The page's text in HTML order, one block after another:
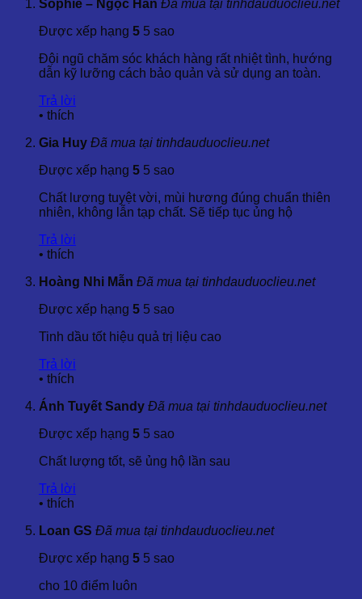
Hình thức: Chất lỏng
Chỉ số khúc xạ ở 25ºC: 1,528 – 1,527
Góc quay cực ở 25ºC: 0º đến -2º
Thành phần hóa học chính chứa trong
Hương: là Eugenol 75% đến 88%
Các thành phẩn khác: B-Caryophyllene, Eugenyl
Acetate, a aryophyllene, Isoeugenol, Methyleugenol
2.2 Khả năng cung ứng & tiêu chuẩn
Sản lượng cung ứng: 1000kg/tháng
Hạn Dùng: 02 năm từ ngày sản xuất.
cấp
Xuất xứ: Việt Nam có phiếu kiểm nghiệm của Quatest 3
Sophie – Ngọc Hân Đã mua tại tinhdauduoclieu.net
Được xếp hạng 5 5 sao
Đội ngũ chăm sóc khách hàng rất nhiệt tình, hướng
dẫn kỹ lưỡng cách bảo quản và sử dụng an toàn.
Trả lời
• thích
Gia Huy Đã mua tại tinhdauduoclieu.net
Được xếp hạng 5 5 sao
Chất lượng tuyệt vời, mùi hương đúng chuẩn thiên
nhiên, không lẫn tạp chất. Sẽ tiếp tục ủng hộ
Trả lời
• thích
Hoàng Nhi Mẫn Đã mua tại tinhdauduoclieu.net
Được xếp hạng 5 5 sao
Tinh dầu tốt hiệu quả trị liệu cao
Trả lời
• thích
Ánh Tuyết Sandy Đã mua tại tinhdauduoclieu.net
Được xếp hạng 5 5 sao
Chất lượng tốt, sẽ ủng hộ lần sau
Trả lời
• thích
Loan GS Đã mua tại tinhdauduoclieu.net
Được xếp hạng 5 5 sao
cho 10 điểm luôn